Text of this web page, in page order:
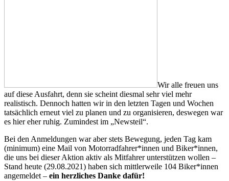
Wir alle freuen uns
auf diese Ausfahrt, denn sie scheint diesmal sehr viel mehr
realistisch. Dennoch hatten wir in den letzten Tagen und Wochen
tatsächlich erneut viel zu planen und zu organisieren, deswegen war
es hier eher ruhig. Zumindest im „Newsteil“.
Bei den Anmeldungen war aber stets Bewegung, jeden Tag kam
(minimum) eine Mail von Motorradfahrer*innen und Biker*innen,
die uns bei dieser Aktion aktiv als Mitfahrer unterstützen wollen –
Stand heute (29.08.2021) haben sich mittlerweile 104 Biker*innen
angemeldet – ein herzliches Danke dafür!